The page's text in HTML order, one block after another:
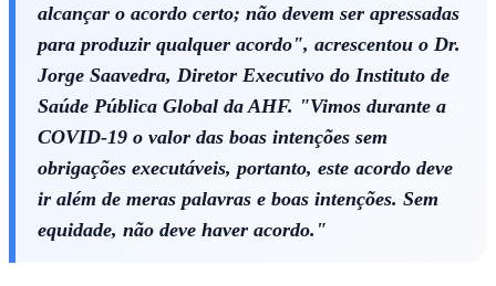
alcançar o acordo certo; não devem ser apressadas
para produzir qualquer acordo", acrescentou o Dr.
Jorge Saavedra, Diretor Executivo do Instituto de
Saúde Pública Global da AHF. "Vimos durante a
COVID-19 o valor das boas intenções sem
obrigações executáveis, portanto, este acordo deve
ir além de meras palavras e boas intenções. Sem
equidade, não deve haver acordo."